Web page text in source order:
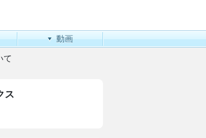
動画
て
ス